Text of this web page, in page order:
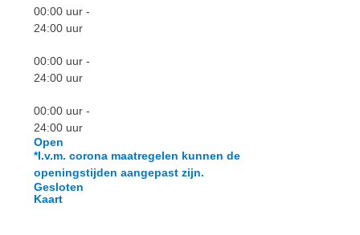
00:00 uur -
24:00 uur
00:00 uur -
24:00 uur
00:00 uur -
24:00 uur
Open
*I.v.m. corona maatregelen kunnen de
openingstijden aangepast zijn.
Gesloten
Kaart